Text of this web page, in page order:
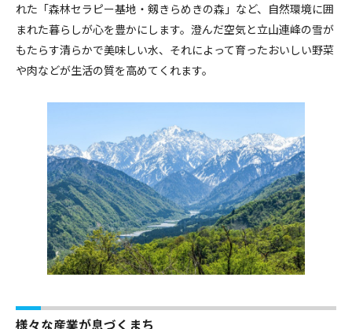
れた「森林セラピー基地・剱きらめきの森」など、自然環境に囲
まれた暮らしが心を豊かにします。澄んだ空気と立山連峰の雪が
もたらす清らかで美味しい水、それによって育ったおいしい野菜
や肉などが生活の質を高めてくれます。
様々な産業が息づくまち